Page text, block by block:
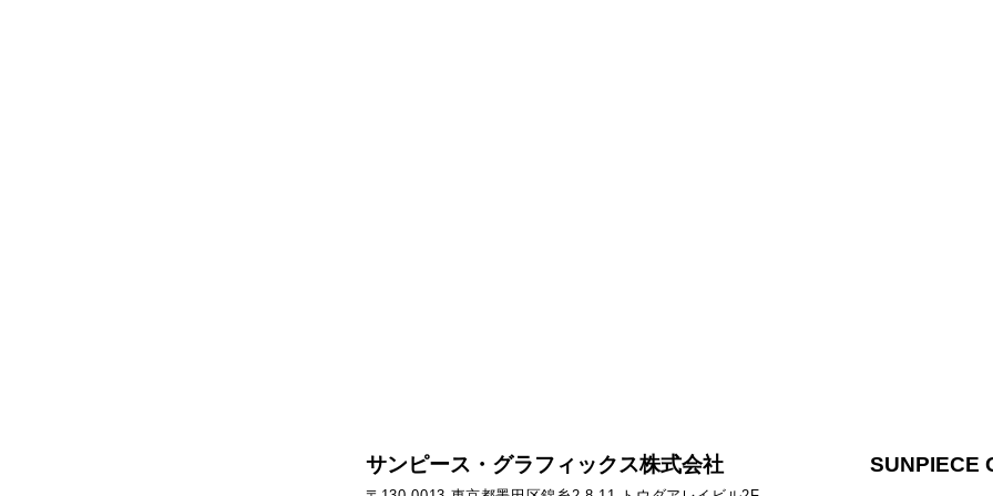
サンピース・グラフィックス株式会社 SUNPIECE